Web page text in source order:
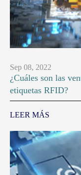
Sep 08, 2022
¿Cuáles son las
etiquetas RFID?
LEER MÁS